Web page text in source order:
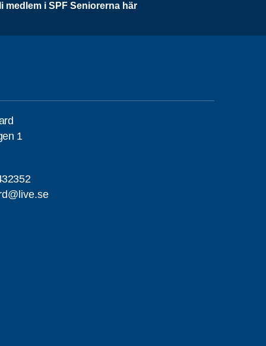
medlem i SPF Seniorerna här
1